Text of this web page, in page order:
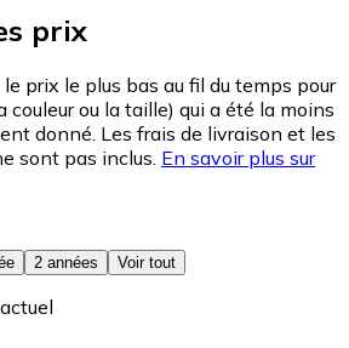
prix
prix le plus bas au fil du temps pour
couleur ou la taille) qui a été la moins
donné. Les frais de livraison et les
sont pas inclus. En savoir plus sur
2 années Voir tout